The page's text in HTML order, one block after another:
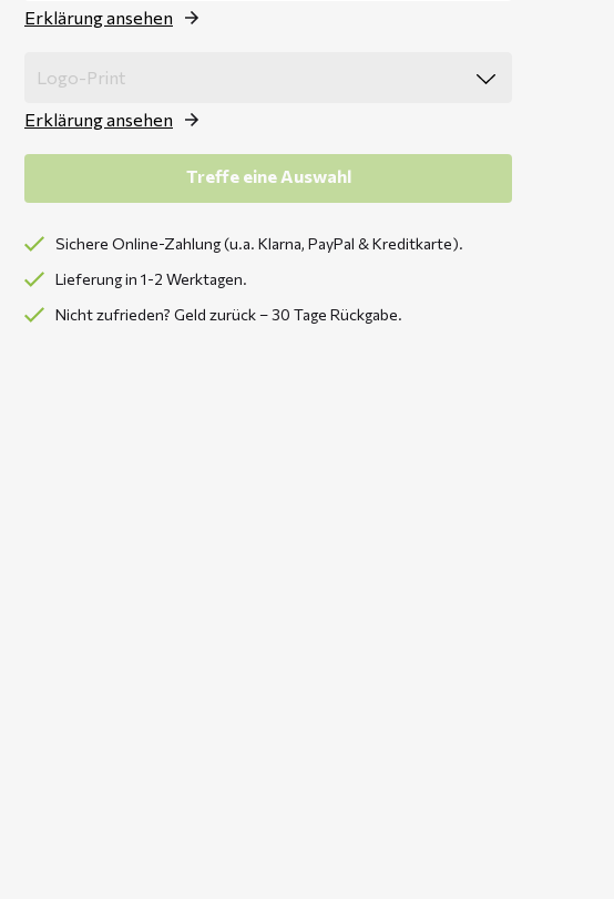
Erklärung ansehen
Erklärung ansehen
Treffe eine Auswahl
Sichere Online-Zahlung (u.a. Klarna, PayPal & Kreditkarte).
Lieferung in 1-2 Werktagen.
Nicht zufrieden? Geld zurück – 30 Tage Rückgabe.